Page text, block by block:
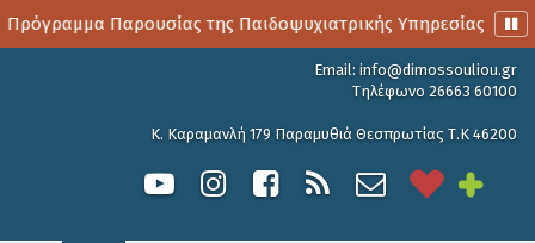
Παρουσίας της Παιδοψυχιατρικής Υπηρεσίας
Email: info@dimossouliou.gr
Τηλέφωνο 26663 60100
Κ. Καραμανλή 179 Παραμυθιά Θεσπρωτίας Τ.Κ 46200